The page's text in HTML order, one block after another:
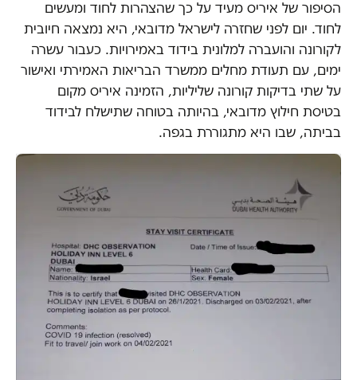
הסיפור של איריס מעיד על כך שהצהרות לחוד ומעשים
לחוד. יום לפני שחזרה לישראל מדובאי, היא נמצאה חיובית
לקורונה והועברה למלונית בידוד באמירויות. כעבור עשרה
ימים, עם תעודת מחלים ממשרד הבריאות האמירתי ואישור
על שתי בדיקות קורונה שליליות, הזמינה איריס מקום
בטיסת חילוץ מדובאי, בהיותה בטוחה שתישלח לבידוד
בביתה, שבו היא מתגוררת בגפה.